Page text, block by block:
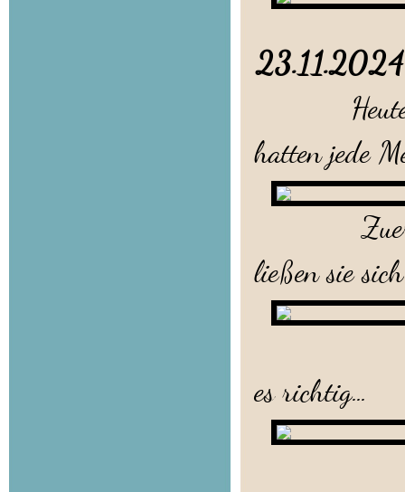
Heute
hatten jede
Zuerst
ließen sie
es richtig...